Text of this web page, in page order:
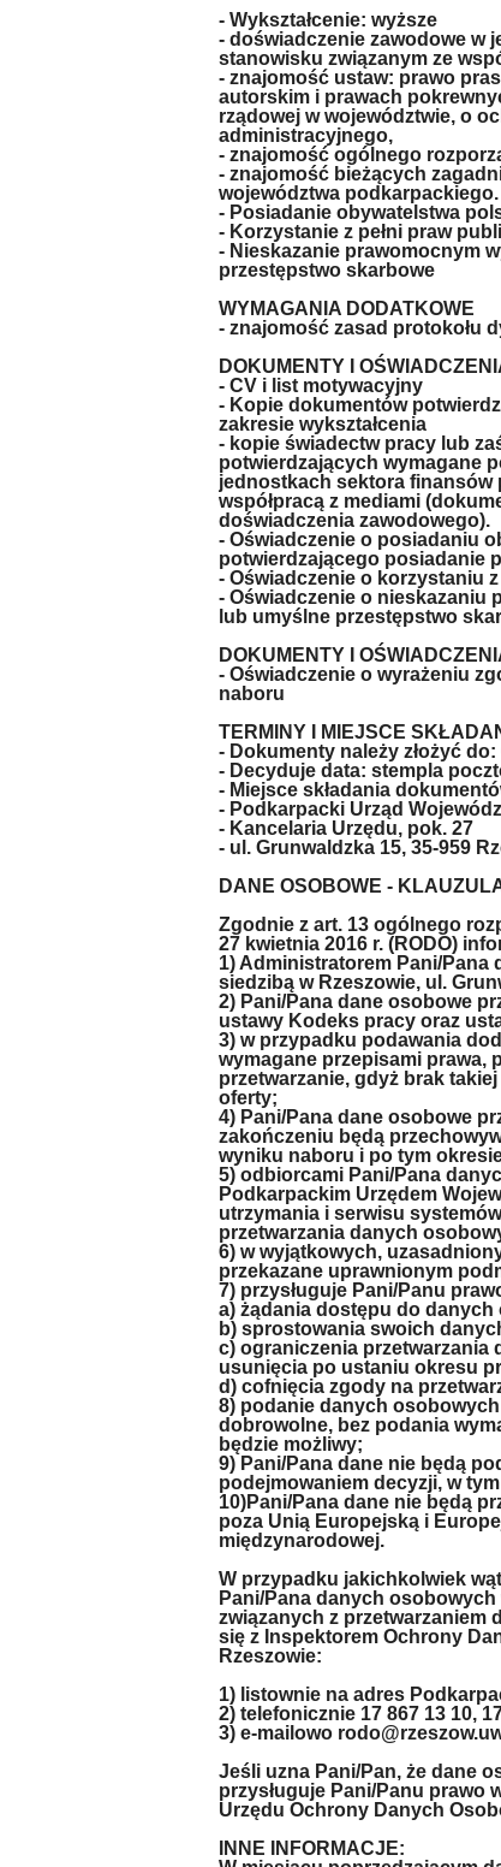
- Wykształcenie: wyższe
- doświadczenie zawodowe w
stanowisku związanym ze
- znajomość ustaw: prawo
autorskim i prawach
rządowej w województwie, o
administracyjnego,
- znajomość ogólnego
- znajomość bieżących
województwa podkarpackiego.
- Posiadanie obywatelstwa
- Korzystanie z pełni praw
- Nieskazanie prawomocnym
przestępstwo skarbowe
WYMAGANIA DODATKOWE
- znajomość zasad protokołu
DOKUMENTY I
- CV i list motywacyjny
- Kopie dokumentów
zakresie wykształcenia
- kopie świadectw pracy lub
potwierdzających wymagane
jednostkach sektora finansów
współpracą z mediami
doświadczenia zawodowego).
- Oświadczenie o posiadaniu
potwierdzającego posiadanie
- Oświadczenie o korzystaniu
- Oświadczenie o nieskazaniu
lub umyślne przestępstwo
DOKUMENTY I
- Oświadczenie o wyrażeniu
naboru
TERMINY I MIEJSCE
- Dokumenty należy złożyć do:
- Decyduje data: stempla
- Miejsce składania
- Podkarpacki Urząd
- Kancelaria Urzędu, pok. 27
- ul. Grunwaldzka 15, 35-959
DANE OSOBOWE -
Zgodnie z art. 13 ogólnego
27 kwietnia 2016 r. (RODO)
1) Administratorem Pani/
siedzibą w Rzeszowie, ul.
2) Pani/Pana dane osobowe
ustawy Kodeks pracy oraz
3) w przypadku podawania
wymagane przepisami prawa,
przetwarzanie, gdyż brak
oferty;
4) Pani/Pana dane osobowe
zakończeniu będą
wyniku naboru i po tym
5) odbiorcami Pani/Pana
Podkarpackim Urzędem
utrzymania i serwisu
przetwarzania danych
6) w wyjątkowych,
przekazane uprawnionym
7) przysługuje Pani/Panu
a) żądania dostępu do danych
b) sprostowania swoich
c) ograniczenia przetwarzania
usunięcia po ustaniu okresu
d) cofnięcia zgody na
8) podanie danych
dobrowolne, bez podania
będzie możliwy;
9) Pani/Pana dane nie będą
podejmowaniem decyzji, w
10)Pani/Pana dane nie będą
poza Unią Europejską i
międzynarodowej.
W przypadku jakichkolwiek
Pani/Pana danych
związanych z przetwarzaniem
się z Inspektorem Ochrony
Rzeszowie:
1) listownie na adres
2) telefonicznie 17 867 13 10,
3) e-mailowo
Jeśli uzna Pani/Pan, że dane
przysługuje Pani/Panu prawo
Urzędu Ochrony Danych
INNE INFORMACJE: